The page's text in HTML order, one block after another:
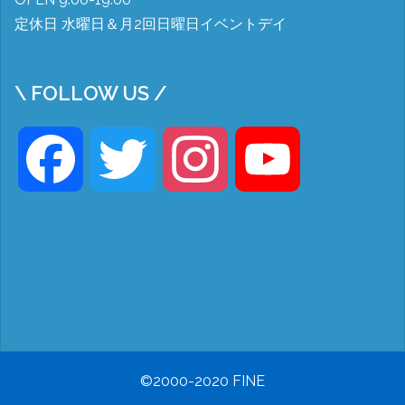
定休日 水曜日＆月2回日曜日イベントデイ
\ FOLLOW US /
Facebook Twitter Instagram
©2000-2020 FINE